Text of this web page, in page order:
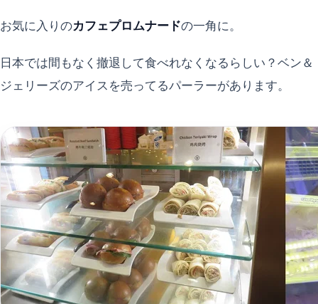
お気に入りのカフェプロムナードの一角に。
日本では間もなく撤退して食べれなくなるらしい？ベン＆
ジェリーズのアイスを売ってるパーラーがあります。